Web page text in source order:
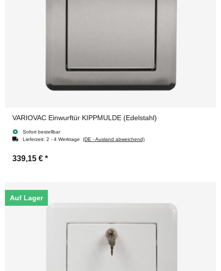
VARIOVAC Einwurftür KIPPMULDE (Edelstahl)
Sofort bestellbar
Lieferzeit: 2 - 4 Werktage (DE - Ausland abweichend)
339,15 € *
Auf Lager